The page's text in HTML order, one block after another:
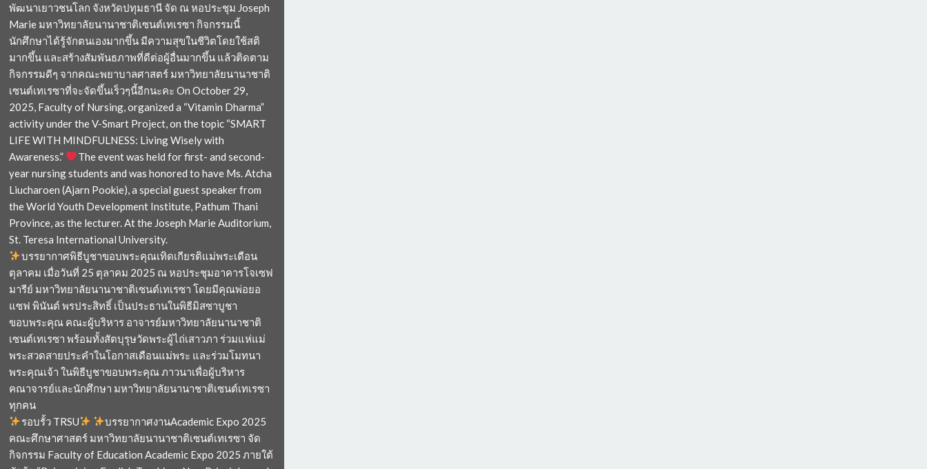
พัฒนาเยาวชนโลก จังหวัดปทุมธานี จัด ณ หอประชุม Joseph
Marie มหาวิทยาลัยนานาชาติเซนต์เทเรซา กิจกรรมนี้
นักศึกษาได้รู้จักตนเองมากขึ้น มีความสุขในชีวิตโดยใช้สติ
มากขึ้น และสร้างสัมพันธภาพที่ดีต่อผู้อื่นมากขึ้น แล้วติดตาม
กิจกรรมดีๆ จากคณะพยาบาลศาสตร์ มหาวิทยาลัยนานาชาติ
เซนต์เทเรซาที่จะจัดขึ้นเร็วๆนี้อีกนะคะ On October 29,
2025, Faculty of Nursing, organized a “Vitamin Dharma”
activity under the V-Smart Project, on the topic “SMART
LIFE WITH MINDFULNESS: Living Wisely with
Awareness.”
The event was held for first- and second-
year nursing students and was honored to have Ms. Atcha
Liucharoen (Ajarn Pookie), a special guest speaker from
the World Youth Development Institute, Pathum Thani
Province, as the lecturer. At the Joseph Marie Auditorium,
St. Teresa International University.
บรรยากาศพิธีบูชาขอบพระคุณเทิดเกียรติแม่พระเดือน
ตุลาคม เมื่อวันที่ 25 ตุลาคม 2025 ณ หอประชุมอาคารโจเซฟ
มารีย์ มหาวิทยาลัยนานาชาติเซนต์เทเรซา โดยมีคุณพ่อยอ
แซฟ พินันต์ พรประสิทธิ์ เป็นประธานในพิธีมิสซาบูชา
ขอบพระคุณ คณะผู้บริหาร อาจารย์มหาวิทยาลัยนานาชาติ
เซนต์เทเรซา พร้อมทั้งสัตบุรุษวัดพระผู้ไถ่เสาวภา ร่วมแห่แม่
พระสวดสายประคำในโอกาสเดือนแม่พระ และร่วมโมทนา
พระคุณเจ้า ในพิธีบูชาขอบพระคุณ ภาวนาเพื่อผู้บริหาร
คณาจารย์และนักศึกษา มหาวิทยาลัยนานาชาติเซนต์เทเรซา
ทุกคน
รอบรั้ว TRSU
บรรยากาศงานAcademic Expo 2025
คณะศึกษาศาสตร์ มหาวิทยาลัยนานาชาติเซนต์เทเรซา จัด
กิจกรรม Faculty of Education Academic Expo 2025 ภายใต้